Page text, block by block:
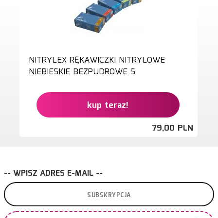
NITRYLEX RĘKAWICZKI NITRYLOWE
NIEBIESKIE BEZPUDROWE S
kup teraz!
79,00 PLN
-- WPISZ ADRES E-MAIL --